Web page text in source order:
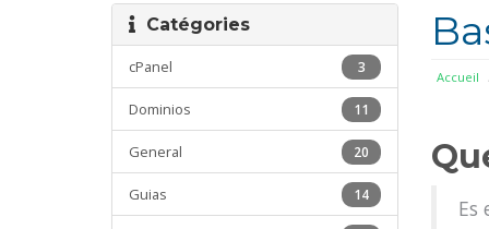
Accueil
Catégories
3
cPanel
11
Dominios
20
General
14
Guias
Es